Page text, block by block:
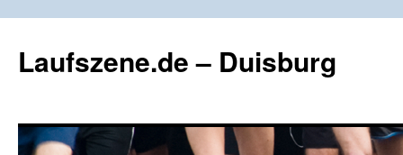
springen
Laufszene.de – Duisburg